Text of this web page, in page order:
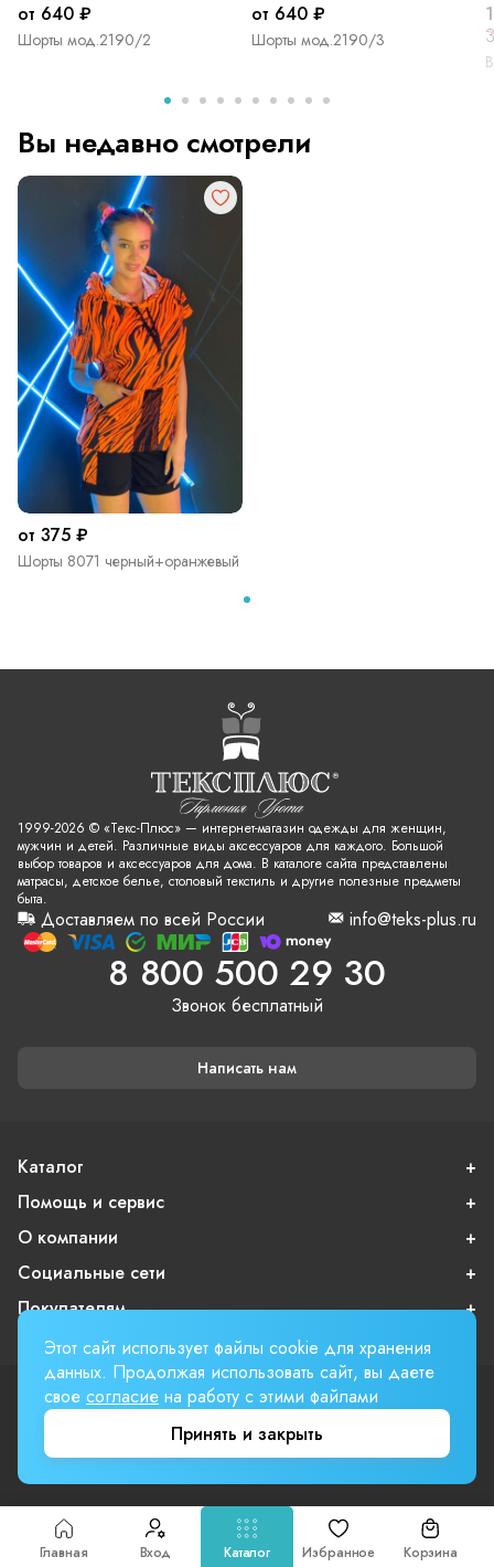
Главная Вход Каталог Избранное Корзина
от 640 ₽
Шорты мод.2190/2
от 640 ₽
Шорты мод.2190/3
Вы недавно смотрели
от 375 ₽
Шорты 8071 черный+оранжевый
1999-2026 © «Текс-Плюс» — интернет-магазин одежды для женщин,
мужчин и детей. Различные виды аксессуаров для каждого. Большой
выбор товаров и аксессуаров для дома. В каталоге сайта представлены
матрасы, детское белье, столовый текстиль и другие полезные предметы
быта.
Доставляем по всей России info@teks-plus.ru
8 800 500 29 30
Звонок бесплатный
Написать нам
Каталог
Помощь и сервис
О компании
Социальные сети
Покупателям
Пользовательское соглашение
Публичная оферта
Вверх страницы
Этот сайт использует файлы cookie для хранения
данных. Продолжая использовать сайт, вы даете
свое согласие на работу с этими файлами
Принять и закрыть